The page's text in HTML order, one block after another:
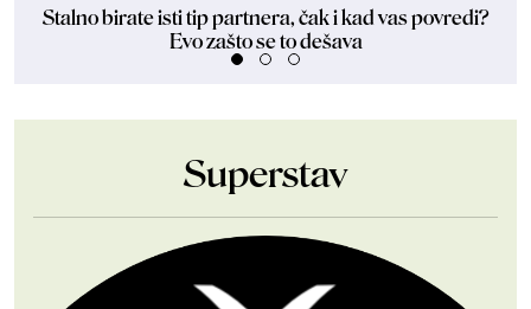
Stalno birate isti tip partnera, čak i kad vas povredi?
Evo zašto se to dešava
Superstav